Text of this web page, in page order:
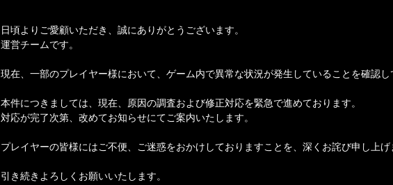
日頃よりご愛顧いただき、誠にありがとうございます。
運営チームです。
現在、一部のプレイヤー様において、ゲーム内で異常な状況が発生していることを確認
本件につきましては、現在、原因の調査および修正対応を緊急で進めております。
対応が完了次第、改めてお知らせにてご案内いたします。
プレイヤーの皆様にはご不便、ご迷惑をおかけしておりますことを、深くお詫び申し上げ
引き続きよろしくお願いいたします。